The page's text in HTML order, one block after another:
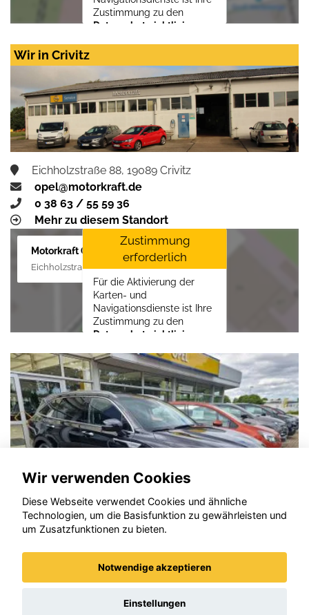
Zustimmung zu den
Datenschutzrichtlinien
Zustimmen und
aktivieren
Wir in Crivitz
Eichholzstraße 88, 19089 Crivitz
opel@motorkraft.de
0 38 63 / 55 59 36
Mehr zu diesem Standort
Motorkraft GmbH
Eichholzstraße 88, 19089 Crivitz
Zustimmung
erforderlich
Für die Aktivierung der
Karten- und
Navigationsdienste ist Ihre
Zustimmung zu den
Datenschutzrichtlinien
LLCerforderlich.
Zustimmen und
aktivieren
Sorento
Wir verwenden Cookies
Diese Webseite verwendet Cookies und ähnliche
Technologien, um die Basisfunktion zu gewährleisten und
um Zusatzfunktionen zu bieten.
Notwendige akzeptieren
Einstellungen